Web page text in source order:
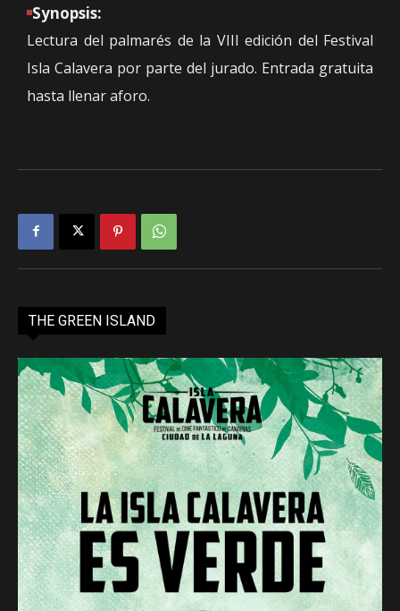
Synopsis:
Lectura del palmarés de la VIII edición del Festival
Isla Calavera por parte del jurado. Entrada gratuita
hasta llenar aforo.
THE GREEN ISLAND